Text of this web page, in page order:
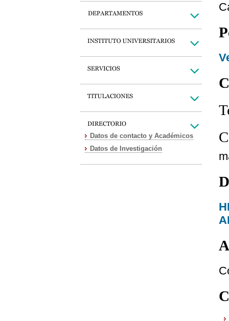
Datos de contacto y Académicos
Datos de Investigación